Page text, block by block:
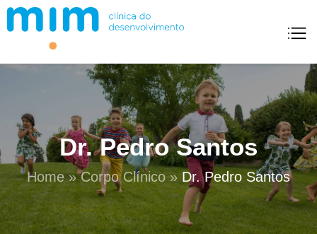
Dr. Pedro Santos
Home»Corpo Clínico» Dr. Pedro Santos